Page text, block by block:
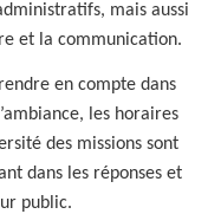
mais aussi
et la communication.
en compte dans
les horaires
des missions sont
dans les réponses et
public.